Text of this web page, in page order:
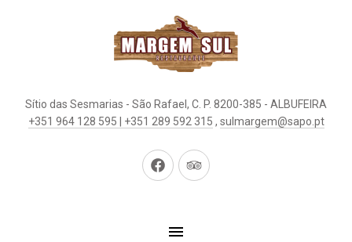
Sítio das Sesmarias - São Rafael, C. P. 8200-385 - ALBUFEIRA
+351 964 128 595 | +351 289 592 315 , sulmargem@sapo.pt
New
New